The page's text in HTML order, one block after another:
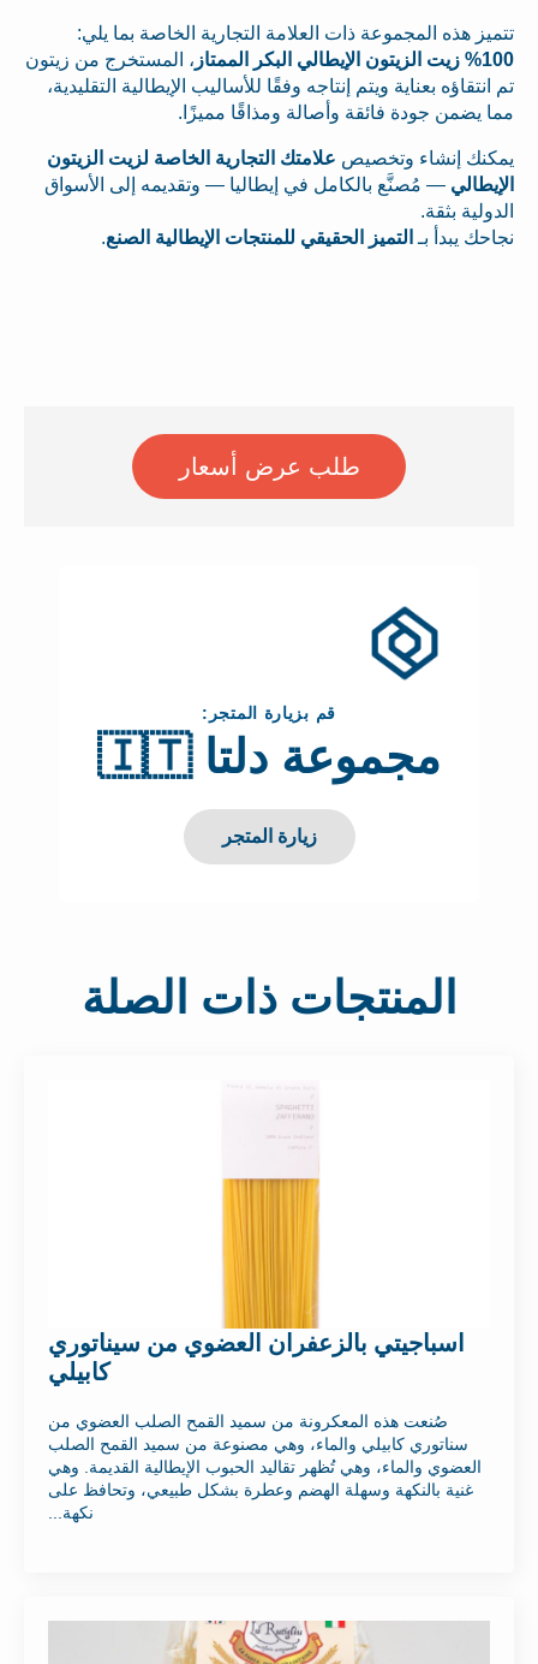
تتميز هذه المجموعة ذات العلامة التجارية الخاصة بما يلي:
100% زيت الزيتون الإيطالي البكر الممتاز
، المستخرج من زيتون
تم انتقاؤه بعناية ويتم إنتاجه وفقًا للأساليب الإيطالية التقليدية،
مما يضمن جودة فائقة وأصالة ومذاقًا مميزًا.
يمكنك إنشاء وتخصيص علامتك التجارية الخاصة لزيت الزيتون
الإيطالي — مُصنَّع بالكامل في إيطاليا — وتقديمه إلى الأسواق
الدولية بثقة.
نجاحك يبدأ بـ التميز الحقيقي للمنتجات الإيطالية الصنع.
طلب عرض أسعار
قم بزيارة المتجر:
مجموعة دلتا 🇮🇹
زيارة المتجر
المنتجات ذات الصلة
اسباجيتي بالزعفران العضوي من سيناتوري
كابيلي
صُنعت هذه المعكرونة من سميد القمح الصلب العضوي من
سناتوري كابيلي والماء، وهي مصنوعة من سميد القمح الصلب
العضوي والماء، وهي تُظهر تقاليد الحبوب الإيطالية القديمة. وهي
غنية بالنكهة وسهلة الهضم وعطرة بشكل طبيعي، وتحافظ على
نكهة...